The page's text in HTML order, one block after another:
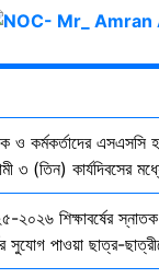
ও কর্মকর্তাদের এসএসসি
৩ (তিন) কার্যদিবসের
২০২৬ শিক্ষাবর্ষের
সুযোগ পাওয়া ছাত্র-